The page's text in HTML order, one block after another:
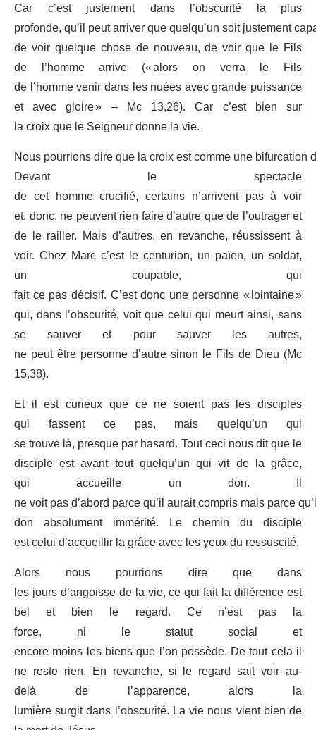
Car c’est justement dans l’obscurité la plus
profonde, qu’il peut arriver que quelqu’un soit justement
de voir quelque chose de nouveau, de voir que le Fils
de l’homme arrive (« alors on verra le Fils
de l’homme venir dans les nuées avec grande puissance
et avec gloire » – Mc 13,26). Car c’est bien sur
la croix que le Seigneur donne la vie.
Nous pourrions dire que la croix est comme une bifurcation
Devant le spectacle
de cet homme crucifié, certains n’arrivent pas à voir
et, donc, ne peuvent rien faire d’autre que de l’outrager et
de le railler. Mais d’autres, en revanche, réussissent à
voir. Chez Marc c’est le centurion, un païen, un soldat,
un coupable, qui
fait ce pas décisif. C’est donc une personne « lointaine »
qui, dans l’obscurité, voit que celui qui meurt ainsi, sans
se sauver et pour sauver les autres,
ne peut être personne d’autre sinon le Fils de Dieu (Mc
15,38).
Et il est curieux que ce ne soient pas les disciples
qui fassent ce pas, mais quelqu’un qui
se trouve là, presque par hasard. Tout ceci nous dit que le
disciple est avant tout quelqu’un qui vit de la grâce,
qui accueille un don. Il
ne voit pas d’abord parce qu’il aurait compris mais parce
don absolument immérité. Le chemin du disciple
est celui d’accueillir la grâce avec les yeux du ressuscité.
Alors nous pourrions dire que dans
les jours d’angoisse de la vie, ce qui fait la différence est
bel et bien le regard. Ce n’est pas la
force, ni le statut social et
encore moins les biens que l’on possède. De tout cela il
ne reste rien. En revanche, si le regard sait voir au-
delà de l’apparence, alors la
lumière surgit dans l’obscurité. La vie nous vient bien de